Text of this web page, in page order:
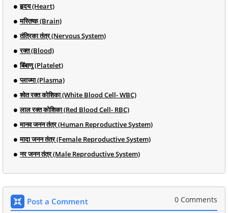
हृदय (Heart)
मस्तिष्क (Brain)
तंत्रिका तंत्र (Nervous System)
रक्त (Blood)
बिंबाणु (Platelet)
प्लाज्मा (Plasma)
श्वेत रक्त कोशिका (White Blood Cell- WBC)
लाल रक्त कोशिका (Red Blood Cell- RBC)
मानव जनन तंत्र (Human Reproductive System)
मादा जनन तंत्र (Female Reproductive System)
नर जनन तंत्र (Male Reproductive System)
Post a Comment 0 Comments